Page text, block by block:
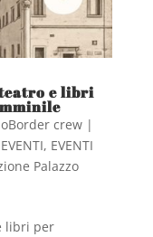
e libri
crew|
EVENTI, EVENTI
Palazzo
libri per